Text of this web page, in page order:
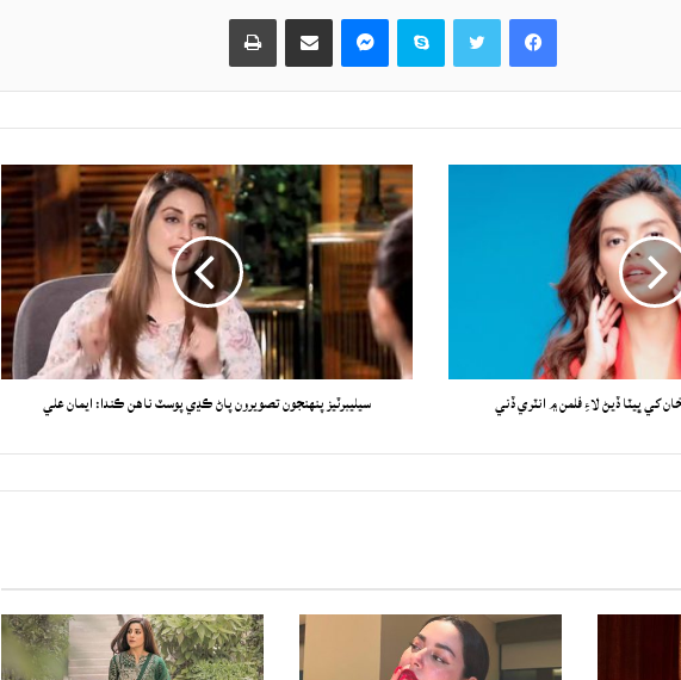
Facebook
Skype حصيداري ڪريو اي ميل ذريعي
کي ڀيٽا ڏيڻ لاءِ فلمن ۾ انٽري ڏني سيليبرٽيز پنهنجون تصويرون پاڻ ڪڍي پوسٽ ناهن ڪندا: ايمان علي